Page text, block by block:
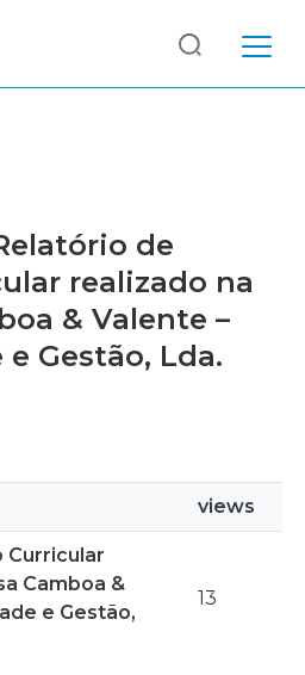
de
realizado na
& Valente –
Gestão, Lda.
views
Curricular
Camboa &
e Gestão,
13